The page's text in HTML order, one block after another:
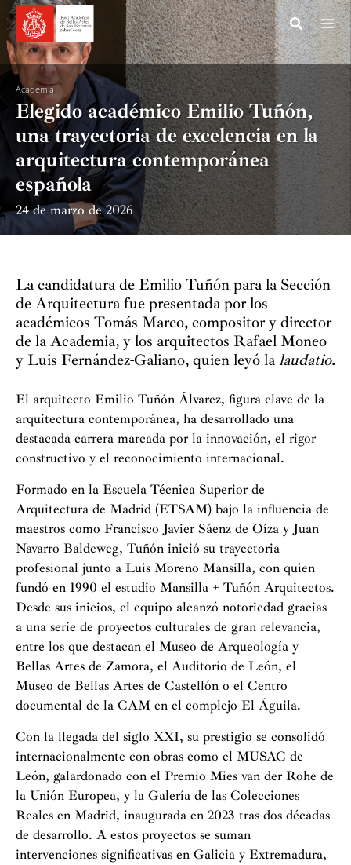
al
contenido
Academia
Elegido académico Emilio Tuñón,
una trayectoria de excelencia en la
arquitectura contemporánea
española
24 de marzo de 2026
La candidatura de Emilio Tuñón para la Sección
de Arquitectura fue presentada por los
académicos Tomás Marco, compositor y director
de la Academia, y los arquitectos Rafael Moneo
y Luis Fernández-Galiano, quien leyó la laudatio.
El arquitecto Emilio Tuñón Álvarez, figura clave de la
arquitectura contemporánea, ha desarrollado una
destacada carrera marcada por la innovación, el rigor
constructivo y el reconocimiento internacional.
Formado en la Escuela Técnica Superior de
Arquitectura de Madrid (ETSAM) bajo la influencia de
maestros como Francisco Javier Sáenz de Oíza y Juan
Navarro Baldeweg, Tuñón inició su trayectoria
profesional junto a Luis Moreno Mansilla, con quien
fundó en 1990 el estudio Mansilla + Tuñón Arquitectos.
Desde sus inicios, el equipo alcanzó notoriedad gracias
a una serie de proyectos culturales de gran relevancia,
entre los que destacan el Museo de Arqueología y
Bellas Artes de Zamora, el Auditorio de León, el
Museo de Bellas Artes de Castellón o el Centro
documental de la CAM en el complejo El Águila.
Con la llegada del siglo XXI, su prestigio se consolidó
internacionalmente con obras como el MUSAC de
León, galardonado con el Premio Mies van der Rohe de
la Unión Europea, y la Galería de las Colecciones
Reales en Madrid, inaugurada en 2023 tras dos décadas
de desarrollo. A estos proyectos se suman
intervenciones significativas en Galicia y Extremadura,